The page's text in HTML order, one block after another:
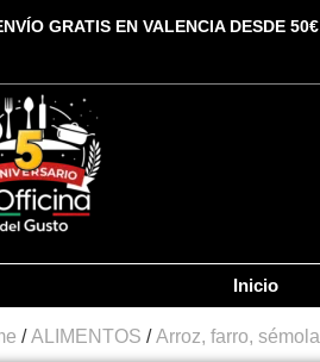
GRATIS EN VALENCIA DESDE 50€
Inicio
/ALIMENTOS /Arroz, farro, sémola